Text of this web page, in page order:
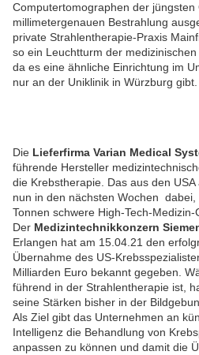
Computertomographen der jüngsten
millimetergenauen Bestrahlung
private Strahlentherapie-Praxis
so ein Leuchtturm der medizinischen
da es eine ähnliche Einrichtung im
nur an der Uniklinik in Würzburg gibt.
Die Lieferfirma Varian Medical
führende Hersteller
die Krebstherapie. Das aus den
nun in den nächsten Wochen
Tonnen schwere High-Tech-Medizin-
Der Medizintechnikkonzern
Erlangen hat am 15.04.21 den
Übernahme des US-
Milliarden Euro bekannt gegeben.
führend in der Strahlentherapie ist,
seine Stärken bisher in der
Als Ziel gibt das Unternehmen an
Intelligenz die Behandlung von
anpassen zu können und damit die